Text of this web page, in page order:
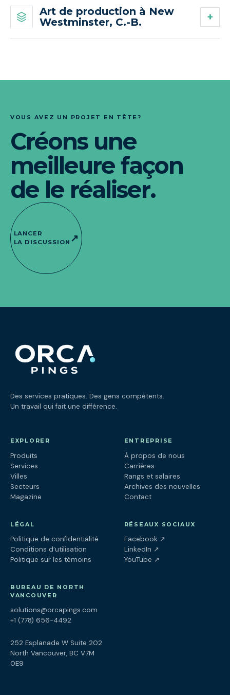
Art de production à New
Westminster, C.-B.
VOUS AVEZ UN PROJET EN TÊTE?
Créons une
meilleure façon
de le réaliser.
LANCER
LA DISCUSSION ↗
Des services pratiques. Des gens compétents.
Un travail qui fait une différence.
EXPLORER
Produits
Services
Villes
Secteurs
Magazine
ENTREPRISE
À propos de nous
Carrières
Rangs et salaires
Archives des nouvelles
Contact
LÉGAL
Politique de confidentialité
Conditions d’utilisation
Politique sur les témoins
RÉSEAUX SOCIAUX
Facebook ↗(ouvre dans un
LinkedIn ↗(ouvre dans un
YouTube ↗(ouvre dans un
BUREAU DE NORTH
VANCOUVER
solutions@orcapings.com
+1 (778) 656-4492
252 Esplanade W Suite 202
North Vancouver, BC V7M
0E9